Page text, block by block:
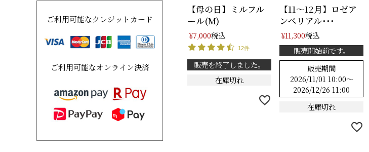
ご利用可能なクレジットカード
ご利用可能なオンライン決済
【母の日】ミルフル
ール(M)
¥7,000税込
12件
販売を終了しました。
在庫切れ
【11～12月】ロゼア
ンペリアル･･･
¥11,300税込
販売開始前です。
販売期間
2026/11/01 10:00〜
2026/12/26 11:00
在庫切れ